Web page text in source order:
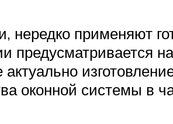
нередко применяют
предусматривается
оконной системы в